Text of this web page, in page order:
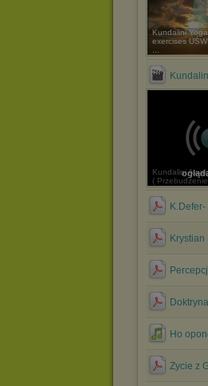
Kundalini
exercises
Kundalini
( Przebudzenie
Krystian
Ho
Zycie z